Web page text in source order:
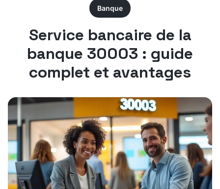
Banque
Service bancaire de la
banque 30003 : guide
complet et avantages